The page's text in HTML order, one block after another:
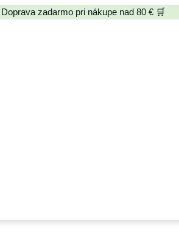
Doprava zadarmo pri nákupe nad 80 € 🛒